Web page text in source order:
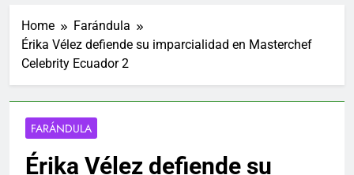
Home
Farándula
Érika Vélez defiende su imparcialidad en Masterchef
Celebrity Ecuador 2
FARÁNDULA
Érika Vélez defiende su